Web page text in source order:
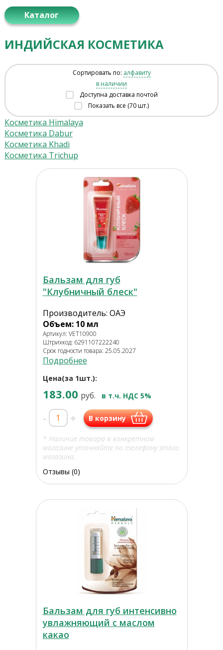
Каталог
ИНДИЙСКАЯ КОСМЕТИКА
Сортировать по: алфавиту
в наличии
Доступна доставка почтой
Показать все (70 шт.)
Косметика Himalaya
Косметика Dabur
Косметика Khadi
Косметика Trichup
Бальзам для губ
"Клубничный блеск"
Производитель: ОАЭ
Объем: 10 мл
Артикул: VET10900
Штрихкод: 6291107222240
Срок годности товара: 25.05.2027
Подробнее
Цена(за 1шт.):
183.00 руб. в т.ч. НДС 5%
- + В корзину
* Наличие товара в конкретном
магазине уточняйте по телефону этого
магазина.
Отзывы (0)
Бальзам для губ интенсивно
увлажняющий с маслом
какао